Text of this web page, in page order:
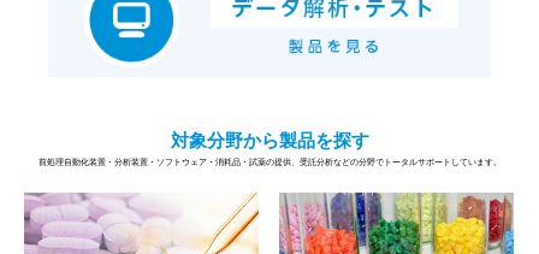
対象分野から製品を探す
前処理自動化装置・分析装置・ソフトウェア・消耗品・試薬の提供、受託分析などの分野でトータルサポートしています。